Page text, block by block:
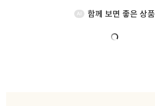
AI 함께 보면 좋은 상품